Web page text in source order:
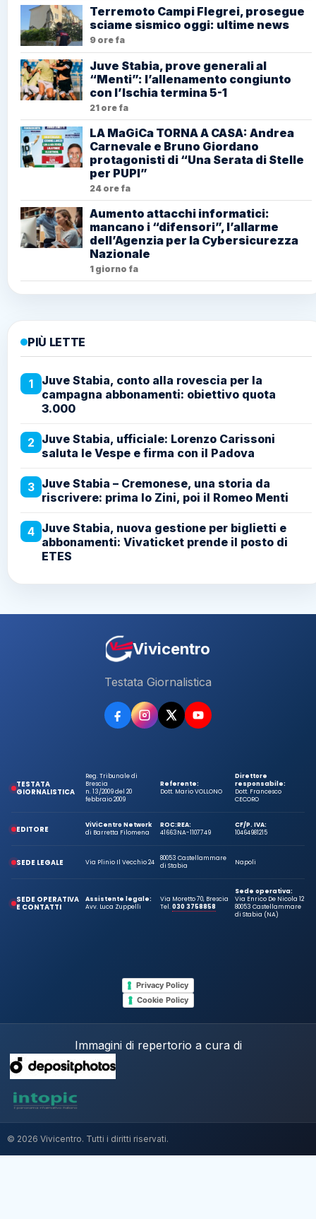
Terremoto Campi Flegrei, prosegue
sciame sismico oggi: ultime news
9 ore fa
Juve Stabia, prove generali al
“Menti”: l’allenamento congiunto
con l’Ischia termina 5-1
21 ore fa
LA MaGiCa TORNA A CASA: Andrea
Carnevale e Bruno Giordano
protagonisti di “Una Serata di Stelle
per PUPI”
24 ore fa
Aumento attacchi informatici:
mancano i “difensori”, l’allarme
dell’Agenzia per la Cybersicurezza
Nazionale
1 giorno fa
PIÙ LETTE
1
Juve Stabia, conto alla rovescia per la
campagna abbonamenti: obiettivo quota
3.000
2 Juve Stabia, ufficiale: Lorenzo Carissoni
saluta le Vespe e firma con il Padova
3 Juve Stabia – Cremonese, una storia da
riscrivere: prima lo Zini, poi il Romeo Menti
4 Juve Stabia, nuova gestione per biglietti e
abbonamenti: Vivaticket prende il posto di
ETES
Vivicentro
Testata Giornalistica
TESTATA
GIORNALISTICA
Reg. Tribunale di
Brescia
n. 13/2009 del 20
febbraio 2009
Referente:
Dott. Mario VOLLONO
Direttore
responsabile:
Dott. Francesco
CECORO
EDITORE
ViViCentro Network
di Barretta Filomena
ROC:
41663
REA:
NA-1107749
CF/P. IVA:
10464981215
SEDE LEGALE Via Plinio Il Vecchio 24
80053 Castellammare
di Stabia
Napoli
SEDE OPERATIVA
E CONTATTI
Assistente legale:
Avv. Luca Zuppelli
Via Moretto 70, Brescia
Tel.030 3758858
Sede operativa:
Via Enrico De Nicola 12
80053 Castellammare
di Stabia (NA)
Privacy Policy
Cookie Policy
Immagini di repertorio a cura di
© 2026 Vivicentro. Tutti i diritti riservati.